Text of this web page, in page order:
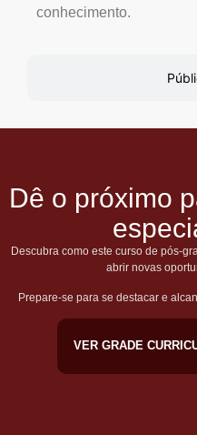
conhecimento.
Dê o próximo
Descubra como este curso de pós-
abrir novas
Prepare-se para se destacar e
VER GRADE